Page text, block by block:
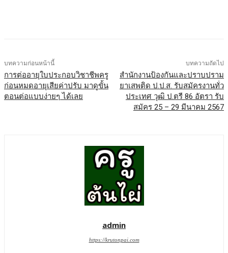
บทความก่อนหน้านี้
การต่ออายุใบประกอบวิชาชีพครู
ก่อนหมดอายุเสียค่าปรับ มาดูขั้น
ตอนต่อแบบง่ายๆ ได้เลย
บทความถัดไป
สำนักงานป้องกันและปราบปราม
ยาเสพติด ป.ป.ส. รับสมัครงานทั่ว
ประเทศ วุฒิ ป.ตรี 86 อัตรา รับ
สมัคร 25 – 29 มีนาคม 2567
admin
https://krutonpai.com